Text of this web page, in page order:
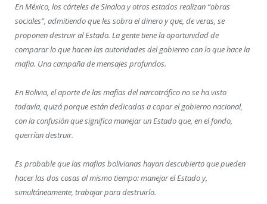
En México, los cárteles de Sinaloa y otros estados realizan “obras
sociales”, admitiendo que les sobra el dinero y que, de veras, se
proponen destruir al Estado. La gente tiene la oportunidad de
comparar lo que hacen las autoridades del gobierno con lo que hace la
mafia. Una campaña de mensajes profundos.
En Bolivia, el aporte de las mafias del narcotráfico no se ha visto
todavía, quizá porque están dedicadas a copar el gobierno nacional,
con la confusión que significa manejar un Estado que, en el fondo,
querrían destruir.
Es probable que las mafias bolivianas hayan descubierto que pueden
hacer las dos cosas al mismo tiempo: manejar el Estado y,
simultáneamente, trabajar para destruirlo.